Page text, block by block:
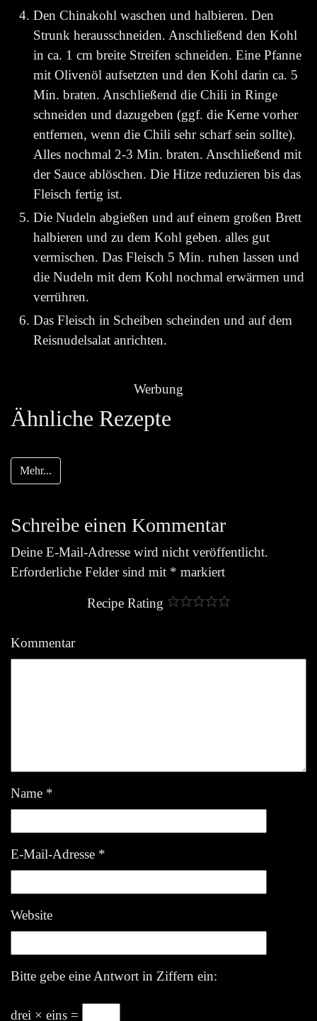
Den Chinakohl waschen und halbieren. Den
Strunk herausschneiden. Anschließend den Kohl
in ca. 1 cm breite Streifen schneiden. Eine Pfanne
mit Olivenöl aufsetzten und den Kohl darin ca. 5
Min. braten. Anschließend die Chili in Ringe
schneiden und dazugeben (ggf. die Kerne vorher
entfernen, wenn die Chili sehr scharf sein sollte).
Alles nochmal 2-3 Min. braten. Anschließend mit
der Sauce ablöschen. Die Hitze reduzieren bis das
Fleisch fertig ist.
Die Nudeln abgießen und auf einem großen Brett
halbieren und zu dem Kohl geben. alles gut
vermischen. Das Fleisch 5 Min. ruhen lassen und
die Nudeln mit dem Kohl nochmal erwärmen und
verrühren.
Das Fleisch in Scheiben scheinden und auf dem
Reisnudelsalat anrichten.
Werbung
Ähnliche Rezepte
Mehr...
Schreibe einen Kommentar
Deine E-Mail-Adresse wird nicht veröffentlicht.
Erforderliche Felder sind mit * markiert
Recipe Rating
Kommentar
Name *
E-Mail-Adresse *
Website
Bitte gebe eine Antwort in Ziffern ein:
drei × eins =